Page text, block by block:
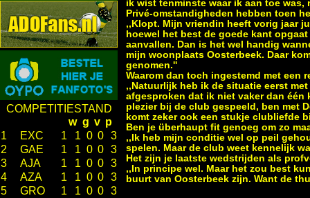
COMPETITIESTAND
w g v p
1
EXC 1 1 0 0 3
2
GAE 1 1 0 0 3
3
AJA 1 1 0 0 3
4
AZA 1 1 0 0 3
5
GRO 1 1 0 0 3
ik wist tenminste waar ik aan toe
Privé-omstandigheden hebben toen
,,Klopt. Mijn vriendin heeft vorig jaar
hoewel het best de goede kant
aanvallen. Dan is het wel handig
mijn woonplaats Oosterbeek. Daar
genomen.''
Waarom dan toch ingestemd met een
,,Natuurlijk heb ik de situatie eerst
afgesproken dat ik niet vaker dan één
plezier bij de club gespeeld, ben met
komt zeker ook een stukje clubliefde
Ben je überhaupt fit genoeg om zo
,,Ik heb mijn conditie wel op peil
spelen. Maar de club weet kennelijk
Het zijn je laatste wedstrijden als
,,In principe wel. Maar het zou best
buurt van Oosterbeek zijn. Want de